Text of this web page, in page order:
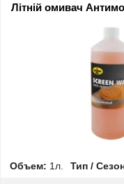
Літній омивач
Объем: 1л. Тип /